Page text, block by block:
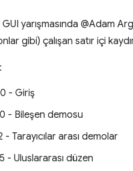
yarışmasında @Adam
gibi) çalışan satır içi
- Giriş
- Bileşen demosu
- Tarayıcılar arası demolar
- Uluslararası düzen